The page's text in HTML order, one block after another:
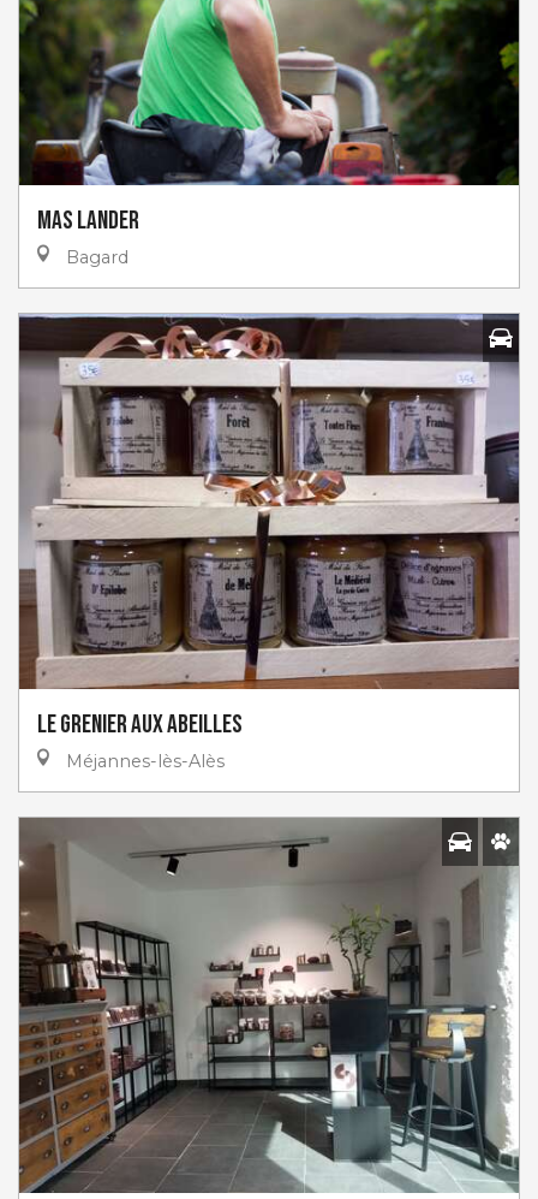
Mas Lander
Bagard
Le Grenier aux Abeilles
Méjannes-lès-Alès